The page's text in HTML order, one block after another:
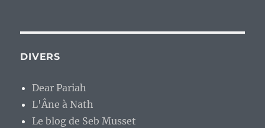
DIVERS
Dear Pariah
L'Âne à Nath
Le blog de Seb Musset